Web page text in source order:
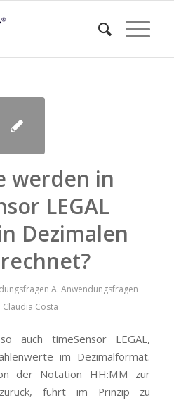
werden in
LEGAL
Dezimalen
A. Anwendungsfragen
Claudia Costa
auch timeSensor LEGAL,
im Dezimalformat.
der Notation HH:MM zur
führt im Prinzip zu